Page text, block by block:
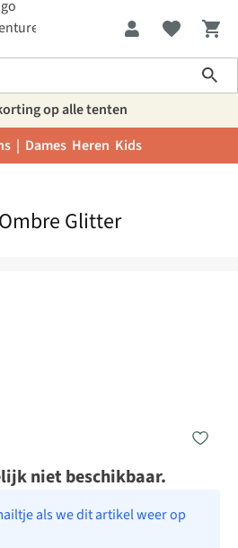
op alle tenten
| Dames Heren Kids
Glitter
niet beschikbaar.
als we dit artikel weer op